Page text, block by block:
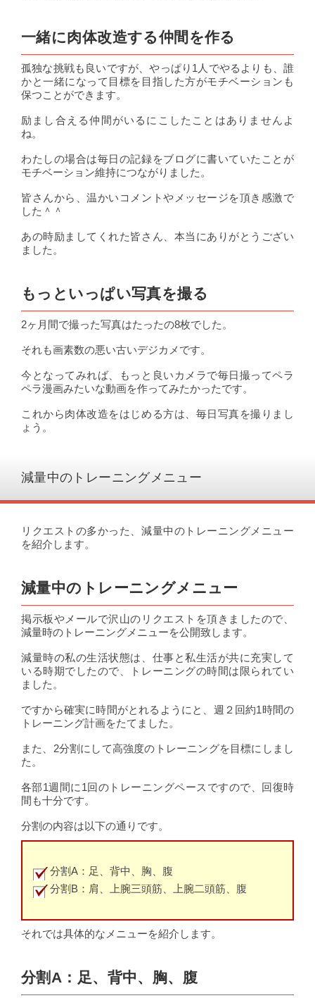
一緒に肉体改造する仲間を作る
孤独な挑戦も良いですが、やっぱり1人でやるよりも、誰
かと一緒になって目標を目指した方がモチベーションも
保つことができます。
励まし合える仲間がいるにこしたことはありませんよ
ね。
わたしの場合は毎日の記録をブログに書いていたことが
モチベーション維持につながりました。
皆さんから、温かいコメントやメッセージを頂き感激で
した＾＾
あの時励ましてくれた皆さん、本当にありがとうござい
ました。
もっといっぱい写真を撮る
2ヶ月間で撮った写真はたったの8枚でした。
それも画素数の悪い古いデジカメです。
今となってみれば、もっと良いカメラで毎日撮ってペラ
ペラ漫画みたいな動画を作ってみたかったです。
これから肉体改造をはじめる方は、毎日写真を撮りまし
ょう。
減量中のトレーニングメニュー
リクエストの多かった、減量中のトレーニングメニュー
を紹介します。
減量中のトレーニングメニュー
掲示板やメールで沢山のリクエストを頂きましたので、
減量時のトレーニングメニューを公開致します。
減量時の私の生活状態は、仕事と私生活が共に充実して
いる時期でしたので、トレーニングの時間は限られてい
ました。
ですから確実に時間がとれるようにと、週２回約1時間の
トレーニング計画をたてました。
また、2分割にして高強度のトレーニングを目標にしまし
た。
各部1週間に1回のトレーニングペースですので、回復時
間も十分です。
分割の内容は以下の通りです。
分割A：足、背中、胸、腹
分割B：肩、上腕三頭筋、上腕二頭筋、腹
それでは具体的なメニューを紹介します。
分割A：足、背中、胸、腹